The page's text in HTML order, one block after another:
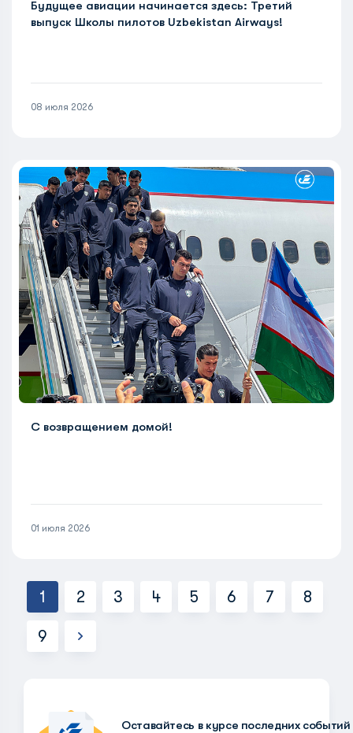
Будущее авиации начинается здесь: Третий
выпуск Школы пилотов Uzbekistan Airways!
08 июля 2026
С возвращением домой!
01 июля 2026
1 2 3 4 5 6 7 8
9
Оставайтесь в курсе последних событий